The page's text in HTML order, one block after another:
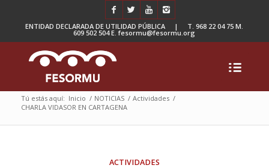
ENTIDAD DECLARADA DE UTILIDAD PÚBLICA | T. 968 22 04 75 M.
609 502 504 E. fesormu@fesormu.org
Tú estás aquí: Inicio / NOTICIAS / Actividades /
CHARLA VIDASOR EN CARTAGENA
ACTIVIDADES